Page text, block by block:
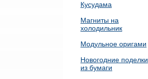
Кусудама
Магниты на
холодильник
Модульное оригами
Новогодние поделки
из бумаги